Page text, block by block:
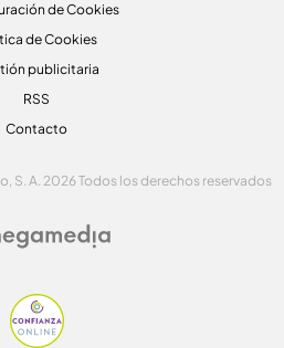
de Cookies
de Cookies
publicitaria
RSS
Contacto
S. A. 2026 Todos los derechos reservados